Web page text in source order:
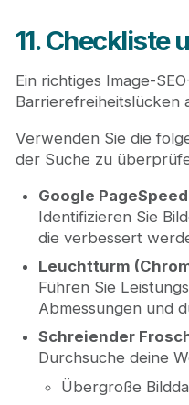
11. Checkliste
Ein richtiges Image-
Barrierefreiheitslücken
Verwenden Sie die
der Suche zu
Google
Identifizieren Sie
die verbessert
Leuchtturm
Führen Sie
Abmessungen und
Schreiender
Durchsuche deine
Übergroße